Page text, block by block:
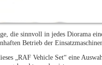
die sinnvoll in jedes Diorama
Betrieb der
„RAF Vehicle Set“ eine